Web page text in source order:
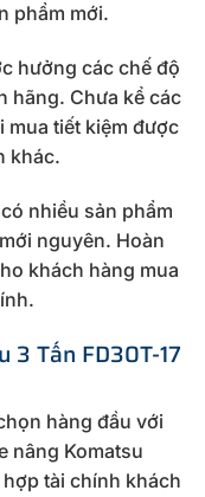
phẩm mới.
hưởng các chế độ
hãng. Chưa kể các
mua tiết kiệm được
khác.
nhiều sản phẩm
nguyên. Hoàn
khách hàng mua
3 Tấn FD30T-17
hàng đầu với
nâng Komatsu
hợp tài chính khách